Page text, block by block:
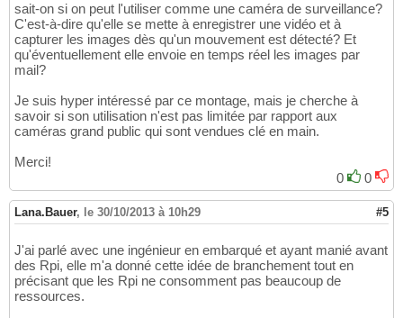
sait-on si on peut l'utiliser comme une caméra de surveillance?
C'est-à-dire qu'elle se mette à enregistrer une vidéo et à
capturer les images dès qu'un mouvement est détecté? Et
qu'éventuellement elle envoie en temps réel les images par
mail?
Je suis hyper intéressé par ce montage, mais je cherche à
savoir si son utilisation n'est pas limitée par rapport aux
caméras grand public qui sont vendues clé en main.
Merci!
0
0
Lana.Bauer, le 30/10/2013 à 10h29 #5
J'ai parlé avec une ingénieur en embarqué et ayant manié avant
des Rpi, elle m'a donné cette idée de branchement tout en
précisant que les Rpi ne consomment pas beaucoup de
ressources.